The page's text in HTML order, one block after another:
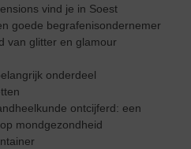
vind je in Soest
goede begrafenisondernemer
van glitter en glamour
onderdeel
ontcijferd: een
mondgezondheid